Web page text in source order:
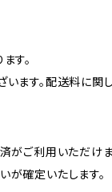
す。
ます。配送料に関
がご利用いただけま
確定いたします。